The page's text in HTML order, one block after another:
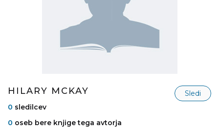
HILARY MCKAY
Sledi
0 sledilcev
0 oseb bere knjige tega avtorja